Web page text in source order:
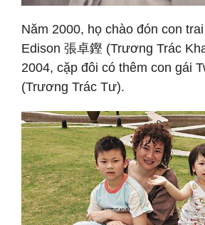
Năm 2000, họ chào đón con
Edison 張卓鏗 (Trương Trác
2004, cặp đôi có thêm con gái
(Trương Trác Tư).